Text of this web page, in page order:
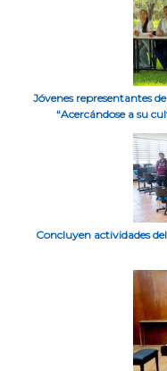
Jóvenes representantes
“Acercándose a su
Concluyen actividades